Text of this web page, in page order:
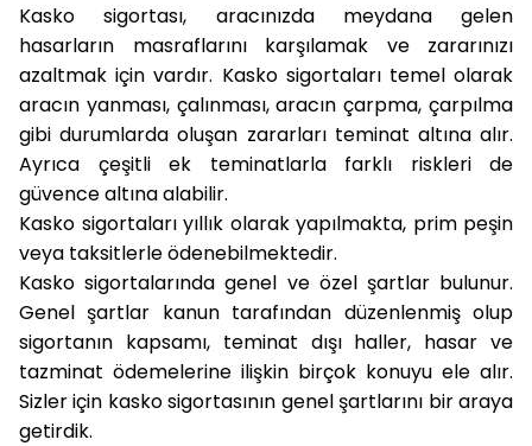
Kasko sigortası, aracınızda meydana gelen
hasarların masraflarını karşılamak ve zararınızı
azaltmak için vardır. Kasko sigortaları temel olarak
aracın yanması, çalınması, aracın çarpma, çarpılma
gibi durumlarda oluşan zararları teminat altına alır.
Ayrıca çeşitli ek teminatlarla farklı riskleri de
güvence altına alabilir.
Kasko sigortaları yıllık olarak yapılmakta, prim peşin
veya taksitlerle ödenebilmektedir.
Kasko sigortalarında genel ve özel şartlar bulunur.
Genel şartlar kanun tarafından düzenlenmiş olup
sigortanın kapsamı, teminat dışı haller, hasar ve
tazminat ödemelerine ilişkin birçok konuyu ele alır.
Sizler için kasko sigortasının genel şartlarını bir araya
getirdik.